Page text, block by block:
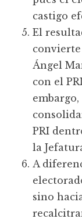
castigo
El
Ángel
con el
PRI
la
A
sino